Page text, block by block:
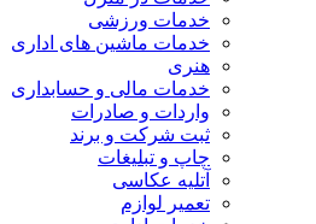
خدمات ورزشی
خدمات ماشین های اداری
هنری
خدمات مالی و حسابداری
واردات و صادرات
ثبت شرکت و برند
چاپ و تبلیغات
آتلیه عکاسی
تعمیر لوازم